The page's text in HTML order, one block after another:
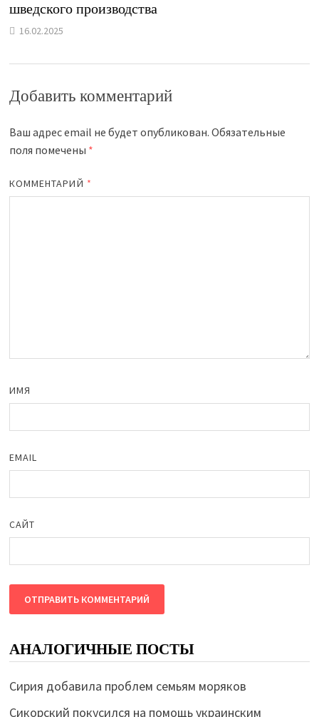
шведского производства
16.02.2025
Добавить комментарий
Ваш адрес email не будет опубликован. Обязательные
поля помечены *
КОММЕНТАРИЙ *
ИМЯ
EMAIL
САЙТ
АНАЛОГИЧНЫЕ ПОСТЫ
Сирия добавила проблем семьям моряков
Сикорский покусился на помощь украинским